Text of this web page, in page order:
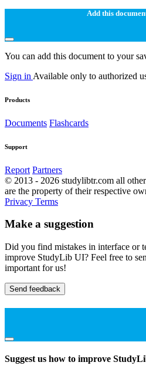
Add this
You can add this document to your
Sign in Available only to authorized
Products
Documents Flashcards
Support
Report Partners
© 2013 - 2026 studylibtr.com all
are the property of their respective
Privacy Terms
Make a suggestion
Did you find mistakes in interface or
improve StudyLib UI? Feel free to
important for us!
Send feedback
Suggest us how to improve